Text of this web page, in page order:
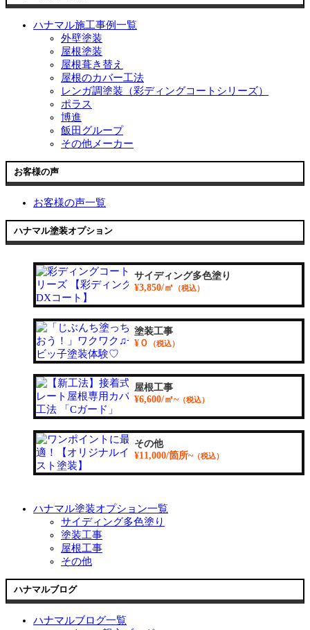
ハナマル施工事例一覧
外壁塗装
屋根塗装
屋根葺き替え
屋根のカバー工法
レンガ調塗装（彩ディングコートシリーズ）
ポラス
博進
飯田グループ
その他メーカー
お客様の声
お客様の声一覧
ハナマル塗装オプション
サイディング多色塗り
¥3,850/㎡ （税込）
塗装工事
¥０
（税込）
屋根工事
¥6,600/㎡~（税込）
その他
¥11,000/箇所~（税込）
ハナマル塗装オプション一覧
サイディング多色塗り
塗装工事
屋根工事
その他
ハナマルブログ
ハナマルブログ一覧